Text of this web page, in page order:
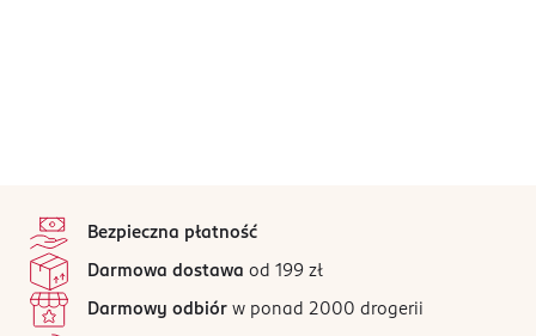
Bezpieczna płatność
Darmowa dostawa od 199 zł
Darmowy odbiór w ponad 2000 drogerii